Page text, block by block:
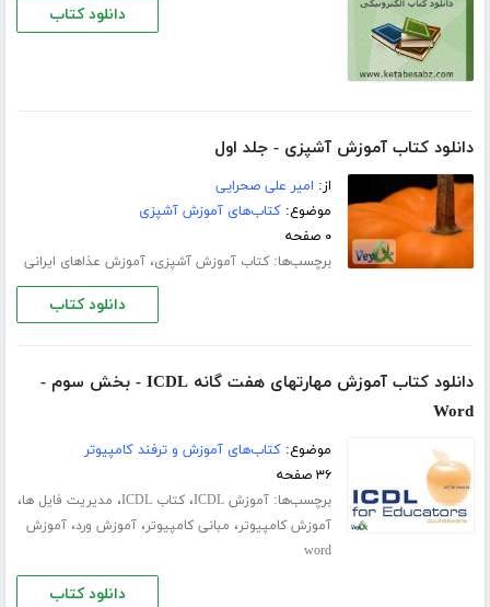
دانلود کتاب
دانلود کتاب آموزش آشپزی - جلد اول
از: امیر علی صحرایی
موضوع:کتاب‌های آموزش آشپزی
۰ صفحه
برچسب‌ها:کتاب آموزش آشپزی،آموزش عذاهای ایرانی
دانلود کتاب
دانلود کتاب آموزش مهارتهای هفت گانه ICDL - بخش سوم -
Word
موضوع:کتاب‌های آموزش و ترفند کامپیوتر
۳۶ صفحه
برچسب‌ها:آموزش ICDL ،کتاب ICDL ، مدیریت فایل ها،
آموزش کامپیوتر، مبانی کامپیوتر،آموزش ورد،آموزش
word
دانلود کتاب